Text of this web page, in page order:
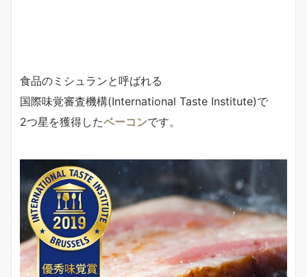
食品のミシュランと呼ばれる
国際味覚審査機構(International Taste Institute)で
2つ星を獲得したベーコンです。